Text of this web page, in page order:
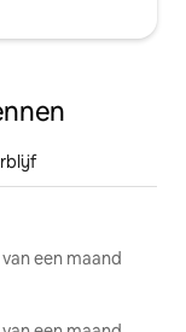
een maand